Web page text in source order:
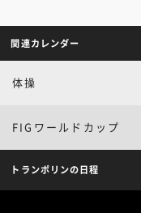
関連カレンダー
体操
FIGワールドカップ
トランポリンの日程